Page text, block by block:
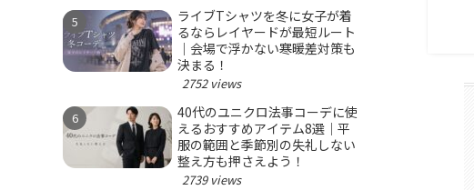
ライブTシャツを冬に女子が着
るならレイヤードが最短ルート
｜会場で浮かない寒暖差対策も
決まる！
2752 views
40代のユニクロ法事コーデに使
えるおすすめアイテム8選｜平
服の範囲と季節別の失礼しない
整え方も押さえよう！
2739 views